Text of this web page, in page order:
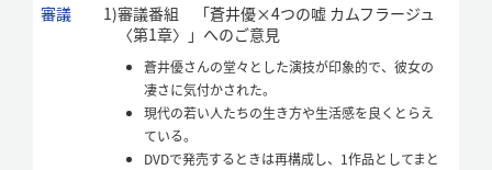
審議 1)審議番組 「蒼井優×4つの嘘 カムフラージュ
〈第1章〉」へのご意見
蒼井優さんの堂々とした演技が印象的で、彼女の
凄さに気付かされた。
現代の若い人たちの生き方や生活感を良くとらえ
ている。
DVDで発売するときは再構成し、1作品としてまと